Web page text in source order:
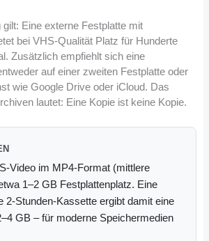
Eine externe Festplatte mit
bei VHS-Qualität Platz für Hunderte
Zusätzlich empfiehlt sich eine
auf einer zweiten Festplatte oder
wie Google Drive oder iCloud. Das
lautet: Eine Kopie ist keine Kopie.
Video im MP4-Format (mittlere
1–2 GB Festplattenplatz. Eine
2-Stunden-Kassette ergibt damit eine
GB – für moderne Speichermedien